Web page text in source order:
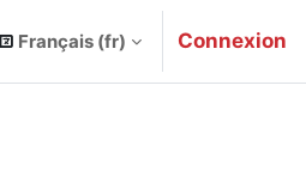
Français ‎(fr)‎ Connexion